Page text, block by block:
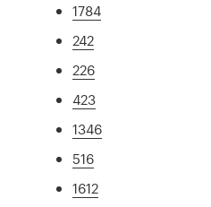
1784
242
226
423
1346
516
1612